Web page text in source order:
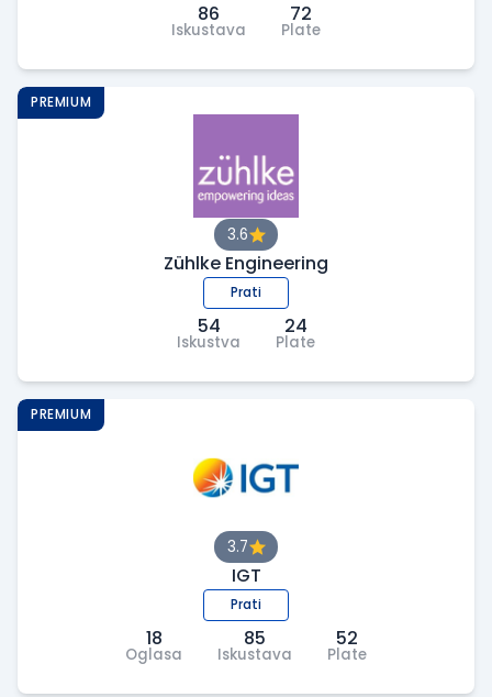
86
Iskustava
72
Plate
3.6
Zühlke Engineering
Prati
54
Iskustva
24
Plate
PREMIUM
3.7
IGT
Prati
18
Oglasa
85
Iskustava
52
Plate
PREMIUM